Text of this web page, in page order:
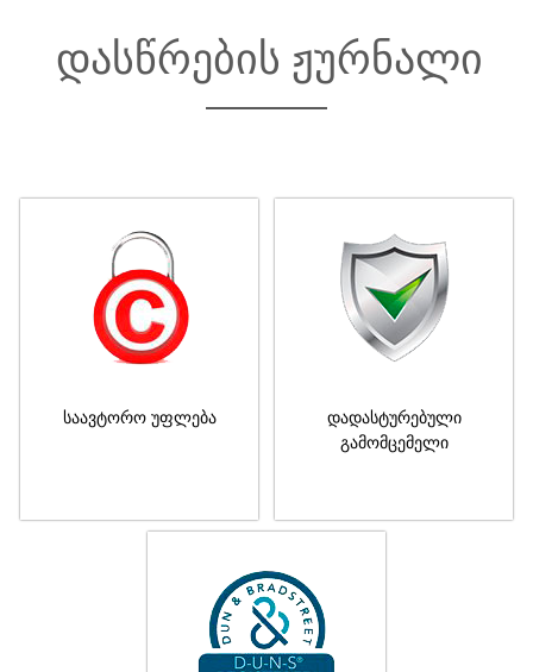
დასწრების ჟურნალი
საავტორო უფლება
დადასტურებული
გამომცემელი